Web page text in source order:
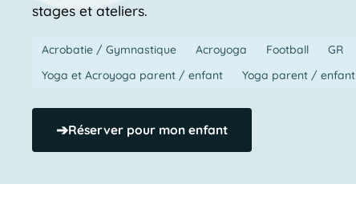
stages et ateliers.
Acrobatie / Gymnastique Acroyoga Football GR
Yoga et Acroyoga parent / enfant
Yoga parent / enfant
➔Réserver pour mon enfant